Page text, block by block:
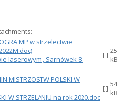
laserowym , Sarnówek 8-
[ ] 25
kB
W STRZELANIU na rok 2020.doc
[ ] 54
kB